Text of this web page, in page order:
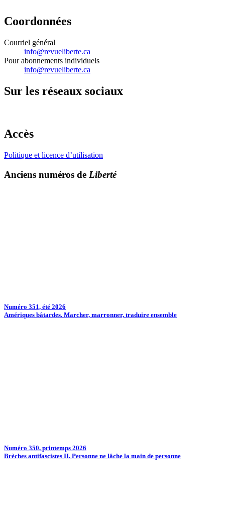
Coordonnées
Courriel général
info@revueliberte.ca
Pour abonnements individuels
info@revueliberte.ca
Sur les réseaux sociaux
Accès
Politique et licence d’utilisation
Anciens numéros de Liberté
Numéro 351, été 2026
Amériques bâtardes. Marcher, marronner, traduire ensemble
Numéro 350, printemps 2026
Brèches antifascistes II. Personne ne lâche la main de personne